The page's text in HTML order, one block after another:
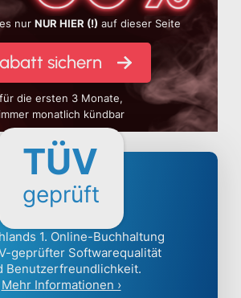
nur NUR HIER (!) auf dieser Seite
sichern
für die ersten 3 Monate,
immer monatlich kündbar
TÜV
geprüft
1. Online-Buchhaltung
geprüfter Softwarequalität
Benutzerfreundlichkeit.
Mehr Informationen ›